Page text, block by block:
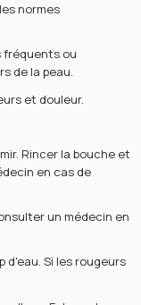
normes
fréquents ou
de la peau.
et douleur.
Rincer la bouche et
en cas de
un médecin en
d'eau. Si les rougeurs